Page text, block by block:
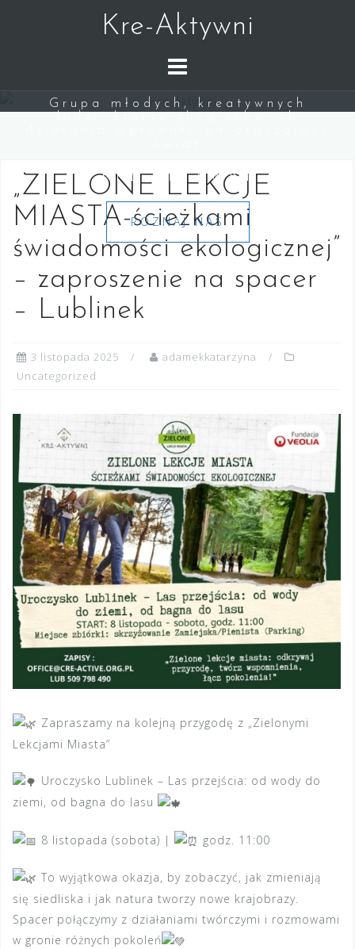
Kre-Aktywni
Grupa młodych, kreatywnych
KRE-AKTYWNI
POZNAJ NAS
„ZIELONE LEKCJE
MIASTA-ścieżkami
świadomości ekologicznej”
– zaproszenie na spacer
– Lublinek
3 listopada 2025
adamekkatarzyna
Uncategorized
Zapraszamy na kolejną przygodę z „Zielonymi
Lekcjami Miasta”
Uroczysko Lublinek – Las przejścia: od wody do
ziemi, od bagna do lasu
8 listopada (sobota) | godz. 11:00
To wyjątkowa okazja, by zobaczyć, jak zmieniają
się siedliska i jak natura tworzy nowe krajobrazy.
Spacer połączymy z działaniami twórczymi i rozmowami
w gronie różnych pokoleń